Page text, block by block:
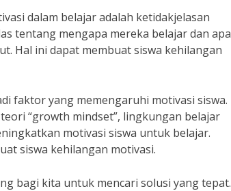
dalam belajar adalah ketidakjelasan
tentang mengapa mereka belajar dan apa
Hal ini dapat membuat siswa kehilangan
faktor yang memengaruhi motivasi siswa.
“growth mindset”, lingkungan belajar
motivasi siswa untuk belajar.
siswa kehilangan motivasi.
bagi kita untuk mencari solusi yang tepat.